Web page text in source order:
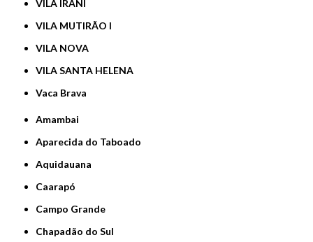
VILA IRANI
VILA MUTIRÃO I
VILA NOVA
VILA SANTA HELENA
Vaca Brava
Amambai
Aparecida do Taboado
Aquidauana
Caarapó
Campo Grande
Chapadão do Sul